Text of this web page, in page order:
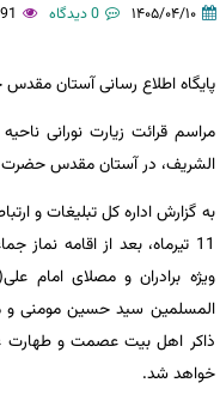
۱۴۰۵/۰۴/۱۰ 0 دیدگاه
پایگاه اطلاع رسانی آستان
مراسم قرائت زیارت نورانی
الشریف، در آستان مقدس حضرت
به گزارش اداره کل تبلیغات و
11 تیرماه، بعد از اقامه
ویژه برادران و مصلای امام
المسلمین سید حسین مومنی و
ذاکر اهل بیت عصمت و طهارت
خواهد شد.